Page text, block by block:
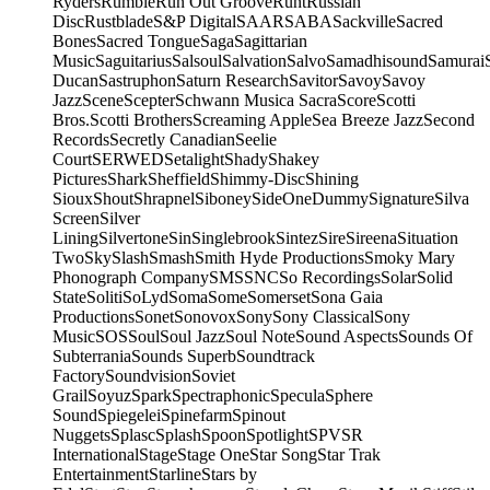
DiscRustbladeS&P DigitalSAARSABASackvilleSacred
BonesSacred TongueSagaSagittarian
MusicSaguitariusSalsoulSalvationSalvoSamadhisoundSamurai
DucanSastruphonSaturn ResearchSavitorSavoySavoy
JazzSceneScepterSchwann Musica SacraScoreScotti
Bros.Scotti BrothersScreaming AppleSea Breeze JazzSecond
RecordsSecretly CanadianSeelie
CourtSERWEDSetalightShadyShakey
PicturesSharkSheffieldShimmy-DiscShining
SiouxShoutShrapnelSiboneySideOneDummySignatureSilva
ScreenSilver
LiningSilvertoneSinSinglebrookSintezSireSireenaSituation
TwoSkySlashSmashSmith Hyde ProductionsSmoky Mary
Phonograph CompanySMSSNCSo RecordingsSolarSolid
StateSolitiSoLydSomaSomeSomersetSona Gaia
ProductionsSonetSonovoxSonySony ClassicalSony
MusicSOSSoulSoul JazzSoul NoteSound AspectsSounds Of
SubterraniaSounds SuperbSoundtrack
FactorySoundvisionSoviet
GrailSoyuzSparkSpectraphonicSpeculaSphere
SoundSpiegeleiSpinefarmSpinout
NuggetsSplascSplashSpoonSpotlightSPVSR
InternationalStageStage OneStar SongStar Trak
EntertainmentStarlineStars by